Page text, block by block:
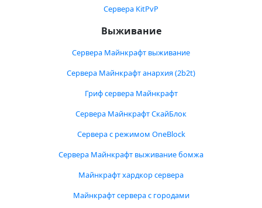
Сервера KitPvP
Выживание
Сервера Майнкрафт выживание
Сервера Майнкрафт анархия (2b2t)
Гриф сервера Майнкрафт
Сервера Майнкрафт СкайБлок
Сервера с режимом OneBlock
Сервера Майнкрафт выживание бомжа
Майнкрафт хардкор сервера
Майнкрафт сервера с городами